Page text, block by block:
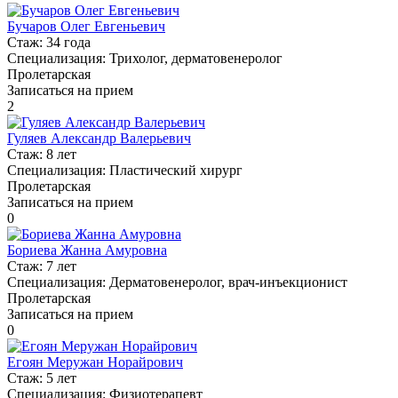
Бучаров Олег Евгеньевич
Стаж: 34 года
Специализация: Трихолог, дерматовенеролог
Пролетарская
Записаться на прием
2
Гуляев Александр Валерьевич
Стаж: 8 лет
Специализация: Пластический хирург
Пролетарская
Записаться на прием
0
Бориева Жанна Амуровна
Стаж: 7 лет
Специализация: Дерматовенеролог, врач-инъекционист
Пролетарская
Записаться на прием
0
Егоян Меружан Норайрович
Стаж: 5 лет
Специализация: Физиотерапевт